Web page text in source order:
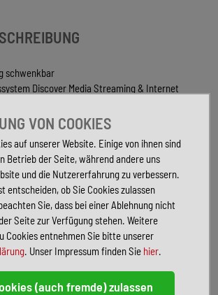
schwenkbar
Discover Media Streaming & Internet
verstell-, heiz- und anklappbar,
Plus
Anhänger-Rangierassistent (Trailer Assist)
(Netztrennwand)
Hebedach vorn elektrisch, mit Panoramadach
View)
VON COOKIES
auf unserer Website. Einige von ihnen sind
Betrieb der Seite, während andere uns
und die Nutzererfahrung zu verbessern.
entscheiden, ob Sie Cookies zulassen
Sie, dass bei einer Ablehnung nicht
Seite zur Verfügung stehen. Weitere
Cookies entnehmen Sie bitte unserer
. Unser Impressum finden Sie hier.